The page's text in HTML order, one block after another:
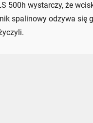
500h wystarczy, że
spalinowy odzywa się